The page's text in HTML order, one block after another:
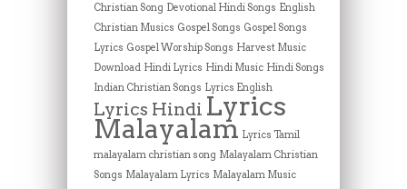
Christian Song Devotional Hindi Songs English
Christian Musics Gospel Songs Gospel Songs
Lyrics Gospel Worship Songs Harvest Music
Download Hindi Lyrics Hindi Music Hindi Songs
Indian Christian Songs Lyrics English
Lyrics Hindi Lyrics
Malayalam Lyrics Tamil
malayalam christian song Malayalam Christian
Songs Malayalam Lyrics Malayalam Music